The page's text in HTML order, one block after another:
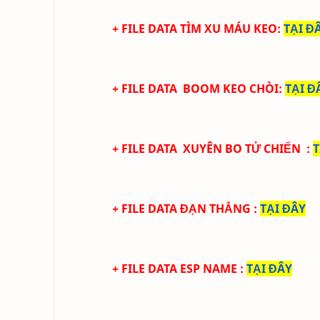
+ FILE DATA TÌM XU MÁU KEO: TẠI
+ FILE DATA BOOM KEO CHÒI: TẠI
+ FILE DATA XUYÊN BO TỬ CHIẾN :
+ FILE DATA ĐẠN THẲNG : TẠI ĐÂY
+ FILE DATA ESP NAME : TẠI ĐÂY